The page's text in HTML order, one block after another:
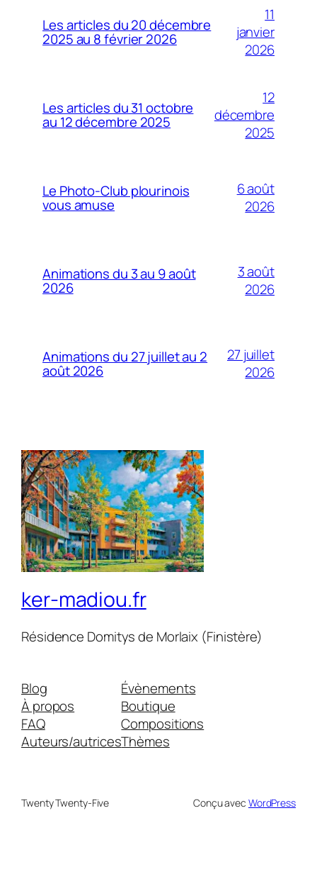
Les articles du 20 décembre
2025 au 8 février 2026
11
janvier
2026
Les articles du 31 octobre
au 12 décembre 2025
12
décembre
2025
Le Photo-Club plourinois
vous amuse
6 août
2026
Animations du 3 au 9 août
2026
3 août
2026
Animations du 27 juillet au 2
août 2026
27 juillet
2026
ker-madiou.fr
Résidence Domitys de Morlaix (Finistère)
Blog
À propos
FAQ
Auteurs/autrices
Évènements
Boutique
Compositions
Thèmes
Twenty Twenty-Five Conçu avec WordPress